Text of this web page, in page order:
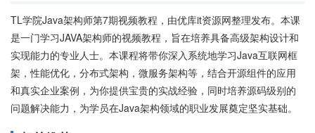
TL学院Java架构师第7期视频教程，由优库it资源网整理发布。本课
是一门学习JAVA架构师的视频教程，旨在培养具备高级架构设计和
实现能力的专业人士。本课程将带你深入系统地学习Java互联网框
架，性能优化，分布式架构，微服务架构等，结合开源组件的应用
和真实企业案例，为你提供宝贵的实战经验，同时培养源码级别的
问题解决能力，为学员在Java架构领域的职业发展奠定坚实基础。